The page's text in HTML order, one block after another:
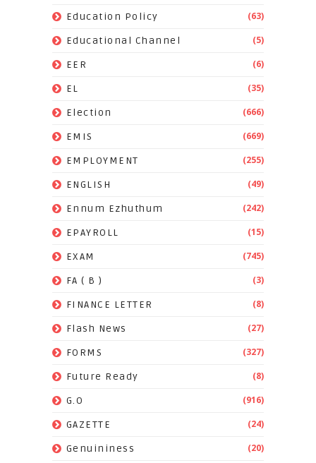
Education Policy (63)
Educational Channel (5)
EER (6)
EL (35)
Election (666)
EMIS (669)
EMPLOYMENT (255)
ENGLISH (49)
Ennum Ezhuthum (242)
EPAYROLL (15)
EXAM (745)
FA ( B ) (3)
FINANCE LETTER (8)
Flash News (27)
FORMS (327)
Future Ready (8)
G.O (916)
GAZETTE (24)
Genuininess (20)